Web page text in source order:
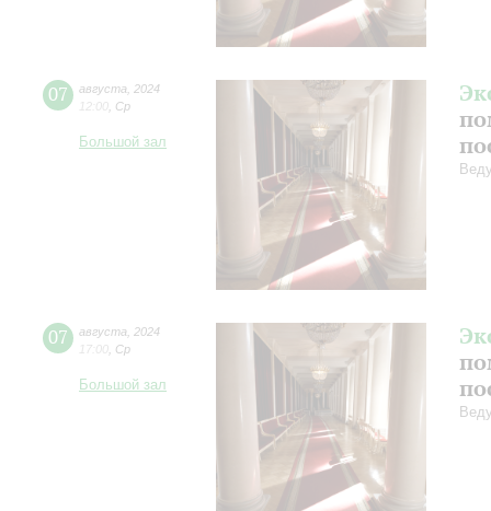
07 августа
2024
12:00 Ср
Большой зал
07 августа
2024
17:00 Ср
Большой зал